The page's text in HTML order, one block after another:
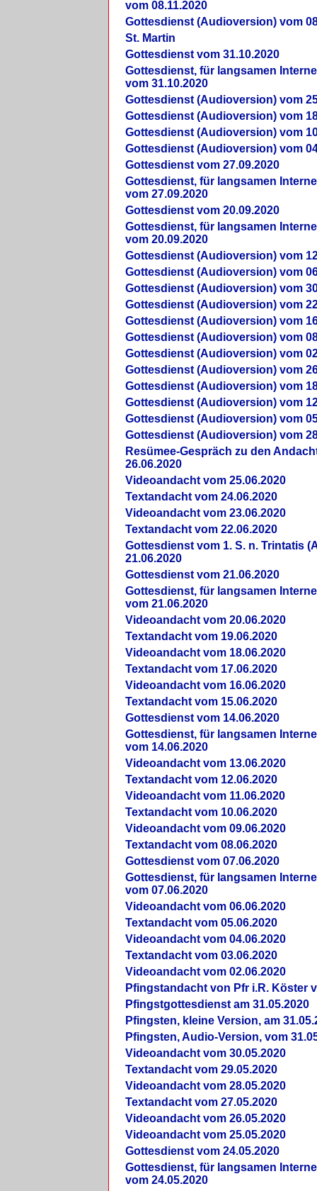
vom 08.11.2020
Gottesdienst (Audioversion) vom
St. Martin
Gottesdienst vom 31.10.2020
Gottesdienst, für langsamen
vom 31.10.2020
Gottesdienst (Audioversion) vom
Gottesdienst (Audioversion) vom
Gottesdienst (Audioversion) vom
Gottesdienst (Audioversion) vom
Gottesdienst vom 27.09.2020
Gottesdienst, für langsamen
vom 27.09.2020
Gottesdienst vom 20.09.2020
Gottesdienst, für langsamen
vom 20.09.2020
Gottesdienst (Audioversion) vom
Gottesdienst (Audioversion) vom
Gottesdienst (Audioversion) vom
Gottesdienst (Audioversion) vom
Gottesdienst (Audioversion) vom
Gottesdienst (Audioversion) vom
Gottesdienst (Audioversion) vom
Gottesdienst (Audioversion) vom
Gottesdienst (Audioversion) vom
Gottesdienst (Audioversion) vom
Gottesdienst (Audioversion) vom
Gottesdienst (Audioversion) vom
Re­sü­mee-Gespräch zu den
26.06.2020
Videoandacht vom 25.06.2020
Textandacht vom 24.06.2020
Videoandacht vom 23.06.2020
Textandacht vom 22.06.2020
Gottesdienst vom 1. S. n. Trintatis
21.06.2020
Gottesdienst vom 21.06.2020
Gottesdienst, für langsamen
vom 21.06.2020
Videoandacht vom 20.06.2020
Textandacht vom 19.06.2020
Videoandacht vom 18.06.2020
Textandacht vom 17.06.2020
Videoandacht vom 16.06.2020
Textandacht vom 15.06.2020
Gottesdienst vom 14.06.2020
Gottesdienst, für langsamen
vom 14.06.2020
Videoandacht vom 13.06.2020
Textandacht vom 12.06.2020
Videoandacht vom 11.06.2020
Textandacht vom 10.06.2020
Videoandacht vom 09.06.2020
Textandacht vom 08.06.2020
Gottesdienst vom 07.06.2020
Gottesdienst, für langsamen
vom 07.06.2020
Videoandacht vom 06.06.2020
Textandacht vom 05.06.2020
Videoandacht vom 04.06.2020
Textandacht vom 03.06.2020
Videoandacht vom 02.06.2020
Pfingstandacht von Pfr i.R. Köster
Pfingstgottesdienst am 31.05.2020
Pfingsten, kleine Version, am
Pfingsten, Audio-Version, vom
Videoandacht vom 30.05.2020
Textandacht vom 29.05.2020
Videoandacht vom 28.05.2020
Textandacht vom 27.05.2020
Videoandacht vom 26.05.2020
Videoandacht vom 25.05.2020
Gottesdienst vom 24.05.2020
Gottesdienst, für langsamen
vom 24.05.2020